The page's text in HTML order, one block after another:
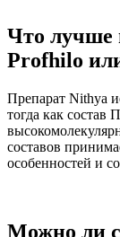
Что лучше
Profhilo
Препарат Nithya
тогда как состав
составов
особенностей и
Можно ли